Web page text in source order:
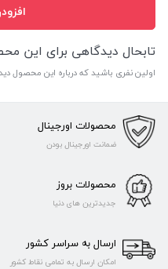
تابحال دیدگاهی برای این
اولین نفری باشید که درباره این محصول
محصولات اورجینال
ضمانت اورجینال بودن
محصولات بروز
جدیدترین های دنیا
ارسال به سراسر کشور
امکان ارسال به تمامی نقاط کشور